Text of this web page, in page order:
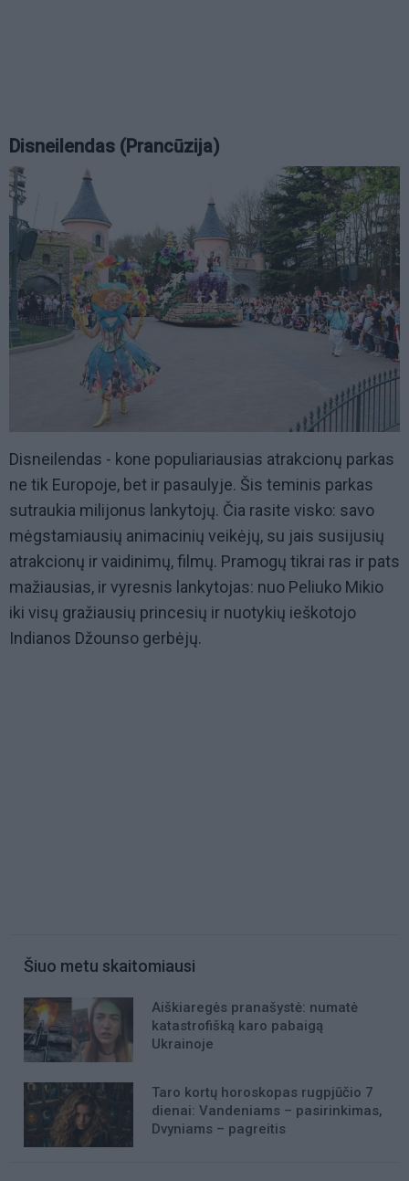
Disneilendas (Prancūzija)
Disneilendas - kone populiariausias atrakcionų parkas
ne tik Europoje, bet ir pasaulyje. Šis teminis parkas
sutraukia milijonus lankytojų. Čia rasite visko: savo
mėgstamiausių animacinių veikėjų, su jais susijusių
atrakcionų ir vaidinimų, filmų. Pramogų tikrai ras ir pats
mažiausias, ir vyresnis lankytojas: nuo Peliuko Mikio
iki visų gražiausių princesių ir nuotykių ieškotojo
Indianos Džounso gerbėjų.
Šiuo metu skaitomiausi
Aiškiaregės pranašystė: numatė
katastrofišką karo pabaigą
Ukrainoje
Taro kortų horoskopas rugpjūčio 7
dienai: Vandeniams – pasirinkimas,
Dvyniams – pagreitis